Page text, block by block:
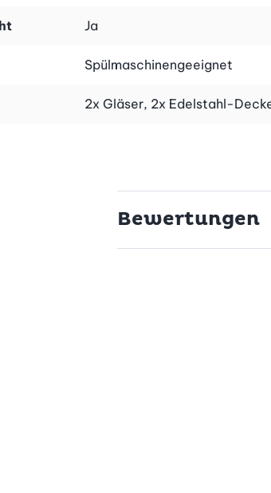
Ja
Spülmaschinengeeignet
2x Gläser, 2x Edelstahl-
Bewertungen